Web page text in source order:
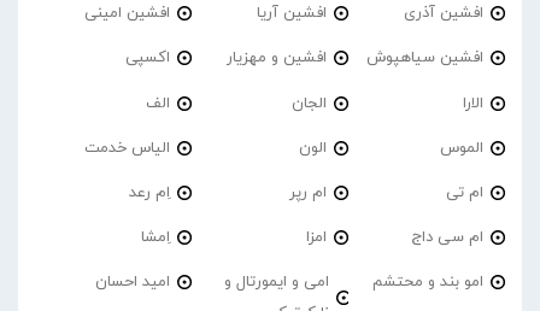
افشین آذری افشین آریا افشین امینی
افشین سیاهپوش افشین و مهزیار اکسپی
الارا الجان الف
الموس الون الیاس خدمت
ام تی ام رپر اِم رعد
ام سی داج امزا اِمشا
امو بند و محتشم
امی و ایمورتال و
امید احسان